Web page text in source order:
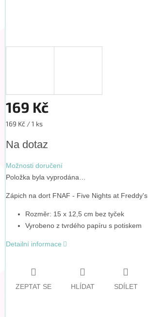
169 Kč
Měrná
169 Kč / 1 ks
Na dotaz
Možnosti doručení
Položka byla vyprodána…
Zápich na dort FNAF - Five Nights at Freddy's
Rozměr: 15 x 12,5 cm bez tyček
Vyrobeno z tvrdého papíru s potiskem
Detailní informace
ZEPTAT SE HLÍDAT SDÍLET